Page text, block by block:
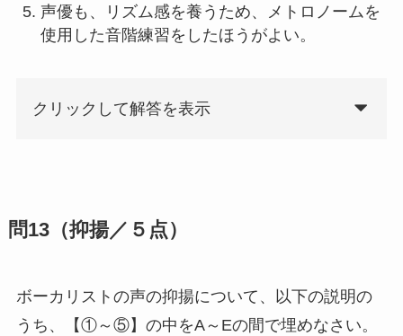
声優も、リズム感を養うため、メトロノームを
使用した音階練習をしたほうがよい。
クリックして解答を表示
問13（抑揚／５点）
ボーカリストの声の抑揚について、以下の説明の
うち、【①～⑤】の中をA～Eの間で埋めなさい。